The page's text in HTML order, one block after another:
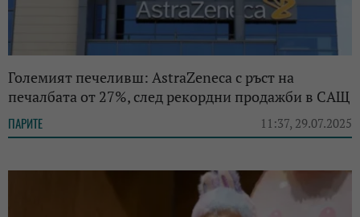
Големият печеливш: AstraZeneca с ръст на
печалбата от 27%, след рекордни продажби в САЩ
ПАРИТЕ 11:37, 29.07.2025